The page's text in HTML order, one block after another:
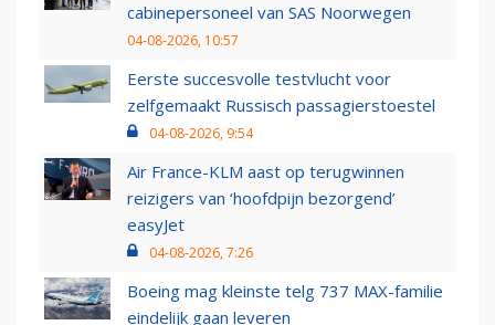
cabinepersoneel van SAS Noorwegen
04-08-2026, 10:57
Eerste succesvolle testvlucht voor
zelfgemaakt Russisch passagierstoestel
04-08-2026, 9:54
Air France-KLM aast op terugwinnen
reizigers van ‘hoofdpijn bezorgend’
easyJet
04-08-2026, 7:26
Boeing mag kleinste telg 737 MAX-familie
eindelijk gaan leveren